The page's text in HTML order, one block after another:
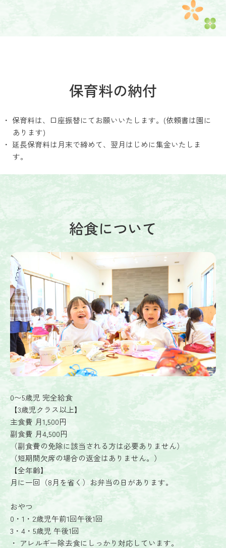
保育料の納付
保育料は、口座振替にてお願いいたします。(依頼書は園に
あります)
延長保育料は月末で締めて、翌月はじめに集金いたしま
す。
給食について
0〜5歳児 完全給食
【3歳児クラス以上】
主食費 月1,500円
副食費 月4,500円
（副食費の免除に該当される方は必要ありません）
（短期間欠席の場合の返金はありません。）
【全年齢】
月に一回（8月を省く）お弁当の日があります。
おやつ
0・1・2歳児午前1回午後1回
3・4・5歳児 午後1回
・ アレルギー除去食にしっかり対応しています。